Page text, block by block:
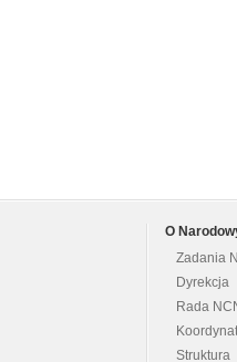
O
Zadania
Dyrekcja
Rada
Struktura